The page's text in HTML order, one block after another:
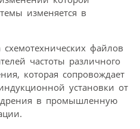
изменяется в
файлов
частоты различного
которая сопровождает
установки от
в промышленную